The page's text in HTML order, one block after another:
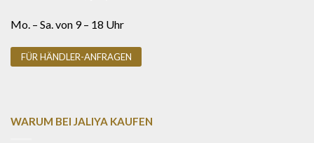
Mo. – Sa. von 9 – 18 Uhr
FÜR HÄNDLER-ANFRAGEN
WARUM BEI JALIYA KAUFEN